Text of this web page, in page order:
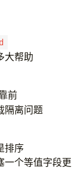
大帮助
前
隔离问题
排序
一个等值字段更